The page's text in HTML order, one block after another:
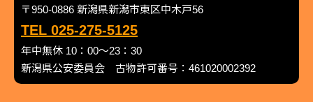
〒950-0886 新潟県新潟市東区中木戸56
TEL 025-275-5125
年中無休 10：00～23：30
新潟県公安委員会 古物許可番号：461020002392